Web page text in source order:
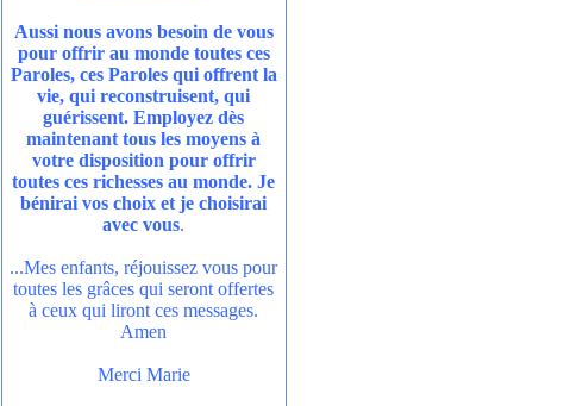
Aussi nous avons besoin de vous
pour offrir au monde toutes ces
Paroles, ces Paroles qui offrent la
vie, qui reconstruisent, qui
guérissent. Employez dès
maintenant tous les moyens à
votre disposition pour offrir
toutes ces richesses au monde. Je
bénirai vos choix et je choisirai
avec vous.
...Mes enfants, réjouissez vous pour
toutes les grâces qui seront offertes
à ceux qui liront ces messages.
Amen
Merci Marie